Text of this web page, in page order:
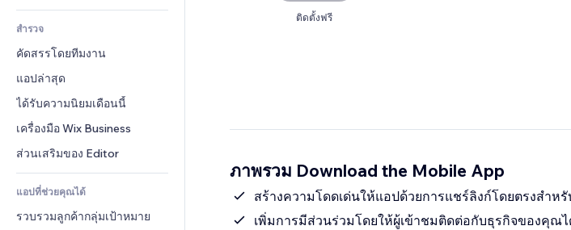
ทำอันดับเว็บไซต์
อีเมล
บัญชี
คูปอง & ความภักดีในแบรนด์
โซลูชันคลังสินค้า
การดรอปชิป
(Crowdfunding)
อาหาร & เครื่องดื่ม
อสังหาริมทรัพย์
การจอง
พอดแคสต์
การถ่ายภาพ
วิดีโอ
PDF
การแชร์ไฟล์
ข่าว
ส่วนบุคคล & ความปลอดภัย
นาฬิกา
เทมเพลตเพจ
เอฟเฟกต์รูปภาพ
ปุ่ม & เมนู
แบนเนอร์ & สัญลักษณ์
เครื่องคำนวน
ค้นหา
อากาศ
แผนภูมิ & ตาราง
แบบฟอร์ม
แบบสำรวจ
แชต
หมายเหตุ
โทรศัพท์
ชุมชน
รีวิว & การรับรอง
CRM
สำรวจ
คัดสรรโดยทีมงาน
แอปล่าสุด
ได้รับความนิยมเดือนนี้
เครื่องมือ Wix Business
ส่วนเสริมของ Editor
แอปที่ช่วยคุณได้
รวบรวมลูกค้ากลุ่มเป้าหมาย
ติดตั้งฟรี
ภาพรวม Download the Mobile App
สร้างความโดดเด่นให้แอปด้วยการแชร์ลิงก์โดยตรงสำห
เพิ่มการมีส่วนร่วมโดยให้ผู้เข้าชมติดต่อกับธุรกิจของคุณ